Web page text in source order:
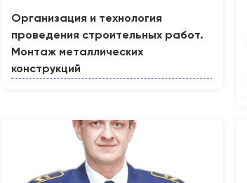
Организация и технология
проведения строительных работ.
Монтаж металлических
конструкций